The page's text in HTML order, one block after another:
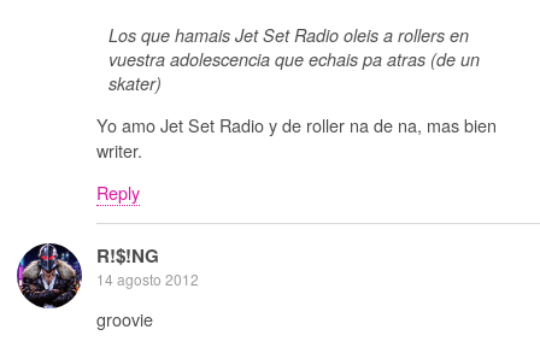
Los que hamais Jet Set Radio oleis a rollers en
vuestra adolescencia que echais pa atras (de un
skater)
Yo amo Jet Set Radio y de roller na de na, mas bien
writer.
Reply
R!$!NG
14 agosto 2012
groovie